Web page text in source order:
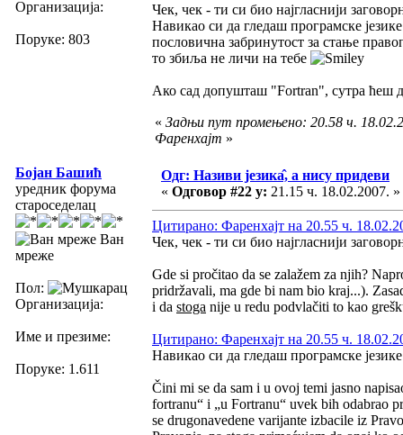
Организација:
Поруке: 803
Чек, чек - ти си био најгласнији
Навикао си да гледаш програмске
пословична забринутост за стање
то збиља не личи на тебе
Ако сад допушташ "Fortran", сутра ћеш
« Задњи пут промењено: 20.58 ч.
Фаренхајт »
Бојан Башић
уредник форума
староседелац
Ван
мреже
Пол:
Организација:
Име и презиме:
Поруке: 1.611
Одг: Називи језика̂, а нису придеви
« Одговор #22 у: 21.15 ч. 18.02.2007. »
Цитирано: Фаренхајт на 20.55 ч.
Чек, чек - ти си био најгласнији
Gde si pročitao da se zalažem za njih?
pridržavali, ma gde bi nam bio kraj...).
i da stoga nije u redu podvlačiti to kao
Цитирано: Фаренхајт на 20.55 ч.
Навикао си да гледаш програмске
Čini mi se da sam i u ovoj temi jasno
fortranu“ i „u Fortranu“ uvek bih odabrao
se drugonavedene varijante izbacile iz